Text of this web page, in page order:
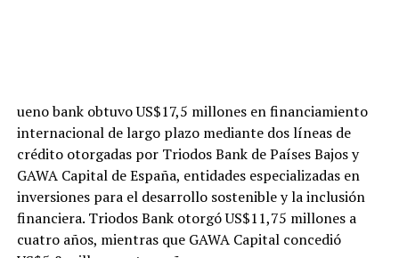
ueno bank obtuvo US$17,5 millones en financiamiento
internacional de largo plazo mediante dos líneas de
crédito otorgadas por Triodos Bank de Países Bajos y
GAWA Capital de España, entidades especializadas en
inversiones para el desarrollo sostenible y la inclusión
financiera. Triodos Bank otorgó US$11,75 millones a
cuatro años, mientras que GAWA Capital concedió